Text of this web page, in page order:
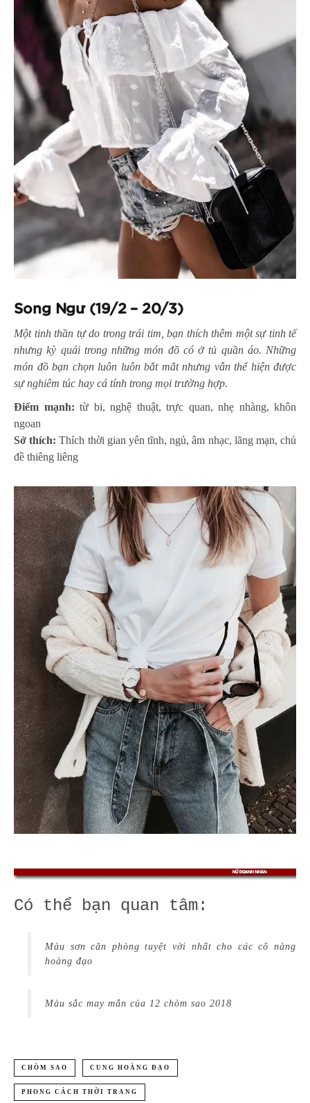
Song Ngư (19/2 – 20/3)
Một tinh thần tự do trong trái tim, bạn thích thêm một sự tinh tế
nhưng kỳ quái trong những món đồ có ở tủ quần áo. Những
món đồ bạn chọn luôn luôn bắt mắt nhưng vẫn thể hiện được
sự nghiêm túc hay cá tính trong mọi trường hợp.
Điểm mạnh: từ bi, nghệ thuật, trực quan, nhẹ nhàng, khôn
ngoan
Sở thích:Thích thời gian yên tĩnh, ngủ, âm nhạc, lãng mạn, chủ
đề thiêng liêng
Có thể bạn quan tâm:
Màu sơn căn phòng tuyệt vời nhất cho các cô nàng
hoàng đạo
Màu sắc may mắn của 12 chòm sao 2018
CHÒM SAO CUNG HOÀNG ĐẠO
PHONG CÁCH THỜI TRANG